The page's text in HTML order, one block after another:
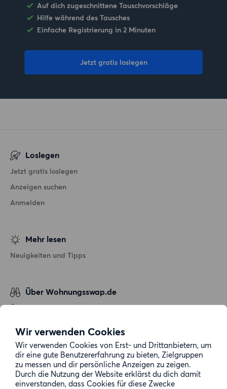
Wir verwenden Cookies
Wir verwenden Cookies von Erst- und Drittanbietern, um
dir eine gute Benutzererfahrung zu bieten, Zielgruppen
zu messen und dir persönliche Anzeigen zu zeigen.
Durch die Nutzung der Website erklärst du dich damit
einverstanden, dass Cookies für diese Zwecke
Auf dich zugeschnittene Tauschvorschläge
Hilfe während des Tausches
Einfache Registrierung in 2 Minuten
Jetzt gratis loslegen
Loslegen
Jetzt gratis loslegen
Anzeigen suchen
Anmelden
Mehr lesen
Neuigkeiten und Tipps
Über Wohnungsswap.de
Über uns
Datenschutz
Cookie-Richtlinie
Sitemap